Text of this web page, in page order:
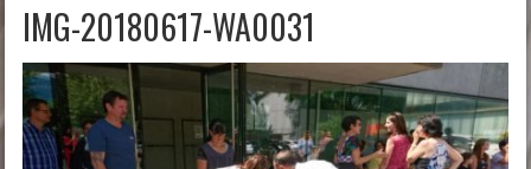
IMG-20180617-WA0031